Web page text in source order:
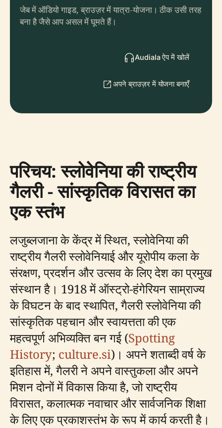
जेब में ऑडियो गाइड, ब्राउज़र में यात्रा-योजना। ठीक उसी तरह
बना है जैसे आप असल में घूमते हैं।
Audiala ऐप में खोलें
अपने ब्राउज़र में योजना बनाएँ
परिचय: स्लोवेनिया की राष्ट्रीय
गैलरी - सांस्कृतिक विरासत का
एक स्तंभ
लजुब्लजाना के केंद्र में स्थित, स्लोवेनिया की
राष्ट्रीय गैलरी स्लोवेनियाई और यूरोपीय कला के
संरक्षण, प्रदर्शन और उत्सव के लिए देश का प्रमुख
संस्थान है। 1918 में ऑस्ट्रो-हंगेरियन साम्राज्य
के विघटन के बाद स्थापित, गैलरी स्लोवेनिया की
सांस्कृतिक पहचान और स्वायत्तता की एक
महत्वपूर्ण अभिव्यक्ति बन गई (Spotting
History; culture.si)। अपने शताब्दी वर्ष के
इतिहास में, गैलरी ने अपने वास्तुकला और अपने
मिशन दोनों में विकास किया है, जो राष्ट्रीय
विरासत, कलात्मक नवाचार और सार्वजनिक शिक्षा
के लिए एक प्रकाशस्तंभ के रूप में कार्य करती है।